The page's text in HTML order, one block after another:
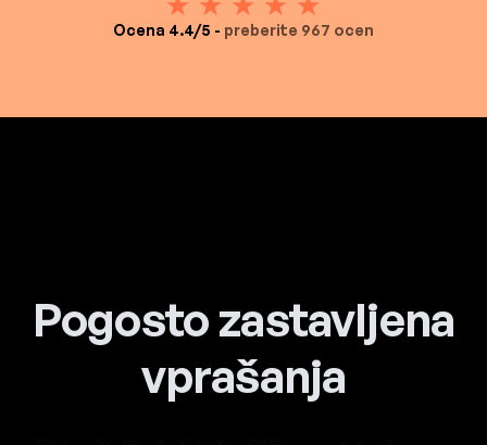
Ocena 4.4/5 - preberite 967 ocen
Pogosto zastavljena
vprašanja